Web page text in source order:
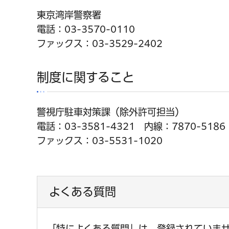
東京湾岸警察署
電話：03-3570-0110
ファックス：03-3529-2402
制度に関すること
警視庁駐車対策課（除外許可担当）
電話：03-3581-4321 内線：7870-5186
ファックス：03-5531-1020
よくある質問